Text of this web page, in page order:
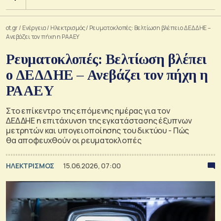
ot.gr/ Ενέργεια/ Ηλεκτρισμός/ Ρευματοκλοπές: Βελτίωση βλέπει ο ΔΕΔΔΗΕ –
Ανεβάζει τον πήχη η ΡΑΑΕΥ
Ρευματοκλοπές: Βελτίωση βλέπει
ο ΔΕΔΔΗΕ – Ανεβάζει τον πήχη η
ΡΑΑΕΥ
Στο επίκεντρο της επόμενης ημέρας για τον
ΔΕΔΔΗΕ η επιτάχυνση της εγκατάστασης έξυπνων
μετρητών και υπογειοποίησης του δικτύου - Πώς
θα αποφευχθούν οι ρευματοκλοπές
ΗΛΕΚΤΡΙΣΜΟΣ 15.06.2026, 07:00